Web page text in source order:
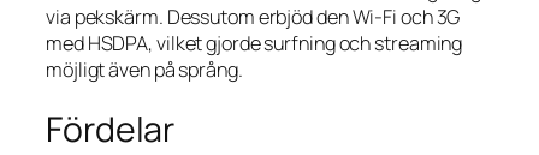
via pekskärm. Dessutom erbjöd den Wi-Fi och 3G
med HSDPA, vilket gjorde surfning och streaming
möjligt även på språng.
Fördelar